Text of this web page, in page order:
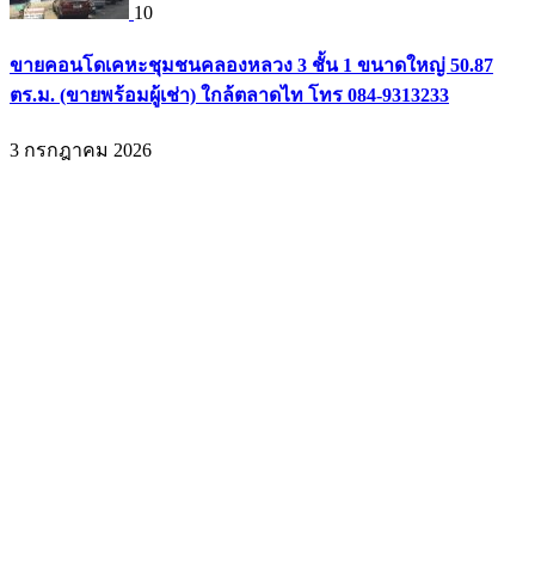
10
ขายคอนโดเคหะชุมชนคลองหลวง 3 ชั้น 1 ขนาดใหญ่ 50.87
ตร.ม. (ขายพร้อมผู้เช่า) ใกล้ตลาดไท โทร 084-9313233
3 กรกฎาคม 2026